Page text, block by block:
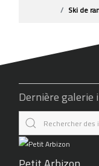
Ski de
Dernière galerie